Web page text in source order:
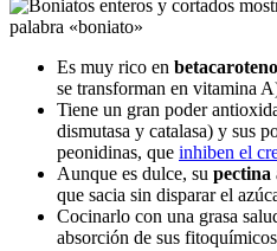
Es muy rico en
se transforman en vitamina
Tiene un gran poder
dismutasa y catalasa) y sus
peonidinas, que inhiben el
Aunque es dulce, su pectina
que sacia sin disparar el
Cocinarlo con una grasa
absorción de sus